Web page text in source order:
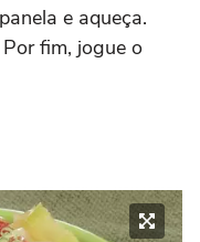
e aqueça.
fim, jogue o